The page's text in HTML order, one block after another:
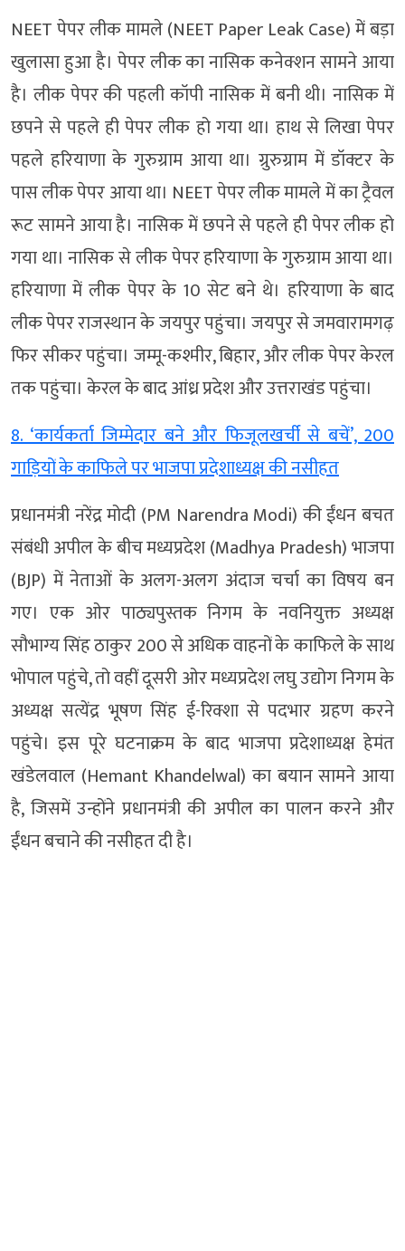
NEET पेपर लीक मामले (NEET Paper Leak Case) में बड़ा
खुलासा हुआ है। पेपर लीक का नासिक कनेक्शन सामने आया
है। लीक पेपर की पहली कॉपी नासिक में बनी थी। नासिक में
छपने से पहले ही पेपर लीक हो गया था। हाथ से लिखा पेपर
पहले हरियाणा के गुरुग्राम आया था। ग्रुरुग्राम में डॉक्टर के
पास लीक पेपर आया था। NEET पेपर लीक मामले में का ट्रैवल
रूट सामने आया है। नासिक में छपने से पहले ही पेपर लीक हो
गया था। नासिक से लीक पेपर हरियाणा के गुरुग्राम आया था।
हरियाणा में लीक पेपर के 10 सेट बने थे। हरियाणा के बाद
लीक पेपर राजस्थान के जयपुर पहुंचा। जयपुर से जमवारामगढ़
फिर सीकर पहुंचा। जम्मू-कश्मीर, बिहार, और लीक पेपर केरल
तक पहुंचा। केरल के बाद आंध्र प्रदेश और उत्तराखंड पहुंचा।
8. ‘कार्यकर्ता जिम्मेदार बने और फिजूलखर्ची से बचें’, 200
गाड़ियों के काफिले पर भाजपा प्रदेशाध्यक्ष की नसीहत
प्रधानमंत्री नरेंद्र मोदी (PM Narendra Modi) की ईंधन बचत
संबंधी अपील के बीच मध्यप्रदेश (Madhya Pradesh) भाजपा
(BJP) में नेताओं के अलग-अलग अंदाज चर्चा का विषय बन
गए। एक ओर पाठ्यपुस्तक निगम के नवनियुक्त अध्यक्ष
सौभाग्य सिंह ठाकुर 200 से अधिक वाहनों के काफिले के साथ
भोपाल पहुंचे, तो वहीं दूसरी ओर मध्यप्रदेश लघु उद्योग निगम के
अध्यक्ष सत्येंद्र भूषण सिंह ई-रिक्शा से पदभार ग्रहण करने
पहुंचे। इस पूरे घटनाक्रम के बाद भाजपा प्रदेशाध्यक्ष हेमंत
खंडेलवाल (Hemant Khandelwal) का बयान सामने आया
है, जिसमें उन्होंने प्रधानमंत्री की अपील का पालन करने और
ईंधन बचाने की नसीहत दी है।